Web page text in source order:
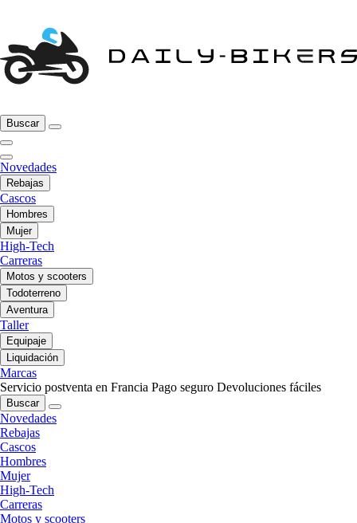
Buscar
Novedades
Rebajas
Cascos
Hombres
Mujer
High-Tech
Carreras
Motos y scooters
Todoterreno
Aventura
Taller
Equipaje
Liquidación
Marcas
Servicio postventa en Francia Pago seguro Devoluciones fáciles
Buscar
Novedades
Rebajas
Cascos
Hombres
Mujer
High-Tech
Carreras
Motos y scooters